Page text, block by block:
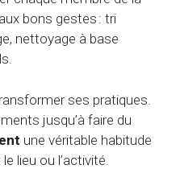
bons gestes : tri
nettoyage à base
ses pratiques.
jusqu’à faire du
une véritable habitude
lieu ou l’activité.